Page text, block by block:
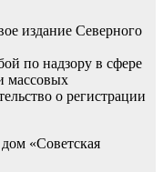
издание Северного
по надзору в сфере
массовых
о регистрации
«Советская